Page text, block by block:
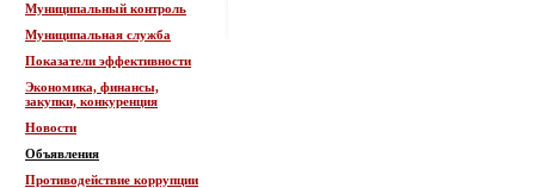
Муниципальный контроль
Муниципальная служба
Показатели эффективности
Экономика, финансы,
закупки, конкуренция
Новости
Объявления
Противодействие коррупции